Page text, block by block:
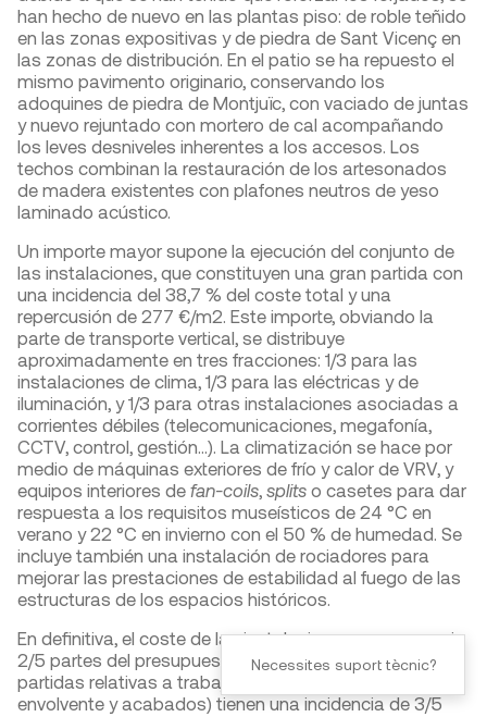
han hecho de nuevo en las plantas piso: de roble teñido
en las zonas expositivas y de piedra de Sant Vicenç en
las zonas de distribución. En el patio se ha repuesto el
mismo pavimento originario, conservando los
adoquines de piedra de Montjuïc, con vaciado de juntas
y nuevo rejuntado con mortero de cal acompañando
los leves desniveles inherentes a los accesos. Los
techos combinan la restauración de los artesonados
de madera existentes con plafones neutros de yeso
laminado acústico.
Un importe mayor supone la ejecución del conjunto de
las instalaciones, que constituyen una gran partida con
una incidencia del 38,7 % del coste total y una
repercusión de 277 €/m2 . Este importe, obviando la
parte de transporte vertical, se distribuye
aproximadamente en tres fracciones: 1/3 para las
instalaciones de clima, 1/3 para las eléctricas y de
iluminación, y 1/3 para otras instalaciones asociadas a
corrientes débiles (telecomunicaciones, megafonía,
CCTV, control, gestión…). La climatización se hace por
medio de máquinas exteriores de frío y calor de VRV, y
equipos interiores de fan-coils splits o casetes para dar
respuesta a los requisitos museísticos de 24 °C en
verano y 22 °C en invierno con el 50 % de humedad. Se
incluye también una instalación de rociadores para
mejorar las prestaciones de estabilidad al fuego de las
estructuras de los espacios históricos.
En definitiva, el coste de las instalaciones supone casi
2/5 partes del presupuesto, y en cambio, las otras tres
partidas relativas a trabajos de obra (estructura,
envolvente y acabados) tienen una incidencia de 3/5
Necessites suport tècnic?